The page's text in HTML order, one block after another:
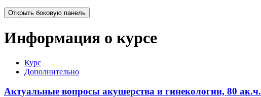
Открыть боковую панель
Информация о курсе
Курс
Дополнительно
Актуальные вопросы акушерства и гинекологии, 80 ак.ч.